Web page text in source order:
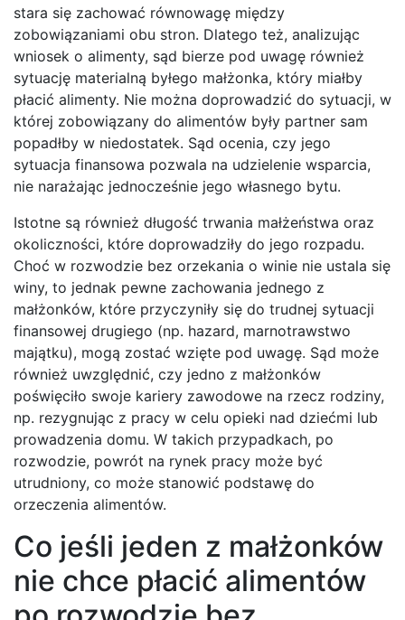
stara się zachować równowagę między
zobowiązaniami obu stron. Dlatego też, analizując
wniosek o alimenty, sąd bierze pod uwagę również
sytuację materialną byłego małżonka, który miałby
płacić alimenty. Nie można doprowadzić do sytuacji, w
której zobowiązany do alimentów były partner sam
popadłby w niedostatek. Sąd ocenia, czy jego
sytuacja finansowa pozwala na udzielenie wsparcia,
nie narażając jednocześnie jego własnego bytu.
Istotne są również długość trwania małżeństwa oraz
okoliczności, które doprowadziły do jego rozpadu.
Choć w rozwodzie bez orzekania o winie nie ustala się
winy, to jednak pewne zachowania jednego z
małżonków, które przyczyniły się do trudnej sytuacji
finansowej drugiego (np. hazard, marnotrawstwo
majątku), mogą zostać wzięte pod uwagę. Sąd może
również uwzględnić, czy jedno z małżonków
poświęciło swoje kariery zawodowe na rzecz rodziny,
np. rezygnując z pracy w celu opieki nad dziećmi lub
prowadzenia domu. W takich przypadkach, po
rozwodzie, powrót na rynek pracy może być
utrudniony, co może stanowić podstawę do
orzeczenia alimentów.
Co jeśli jeden z małżonków
nie chce płacić alimentów